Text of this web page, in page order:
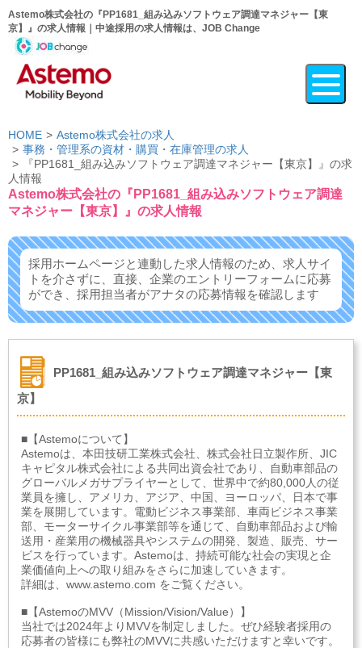
Astemo株式会社の『PP1681_組み込みソフトウェア調達マネジャー【東
京】』の求人情報｜中途採用の求人情報は、JOB Change
HOME
Astemo株式会社の求人
事務・管理系の資材・購買・在庫管理の求人
『PP1681_組み込みソフトウェア調達マネジャー【東京】』の求
人情報
Astemo株式会社の『PP1681_組み込みソフトウェア調達
マネジャー【東京】』の求人情報
採用ホームページと連動した求人情報のため、求人サイ
トを介さずに、 直接、企業のエントリーフォームに応募
ができ、 採用担当者がアナタの応募情報を確認します
PP1681_組み込みソフトウェア調達マネジャー【東
京】
■【Astemoについて】
Astemoは、本田技研工業株式会社、株式会社日立製作所、JIC
キャピタル株式会社による共同出資会社であり、自動車部品の
グローバルメガサプライヤーとして、世界中で約80,000人の従
業員を擁し、アメリカ、アジア、中国、ヨーロッパ、日本で事
業を展開しています。電動ビジネス事業部、車両ビジネス事業
部、モーターサイクル事業部等を通じて、自動車部品および輸
送用・産業用の機械器具やシステムの開発、製造、販売、サー
ビスを行っています。Astemoは、持続可能な社会の実現と企
業価値向上への取り組みをさらに加速していきます。
詳細は、www.astemo.com をご覧ください。
■【AstemoのMVV（Mission/Vision/Value）】
当社では2024年よりMVVを制定しました。ぜひ経験者採用の
応募者の皆様にも弊社のMVVに共感いただけますと幸いです。